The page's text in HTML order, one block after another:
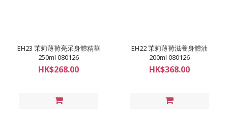
EH23 茉莉薄荷亮采身體精華
250ml 080126
HK$268.00
EH22 茉莉薄荷滋養身體油
200ml 080126
HK$368.00